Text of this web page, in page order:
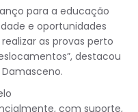
para a educação
e oportunidades
as provas perto
destacou
com suporte,